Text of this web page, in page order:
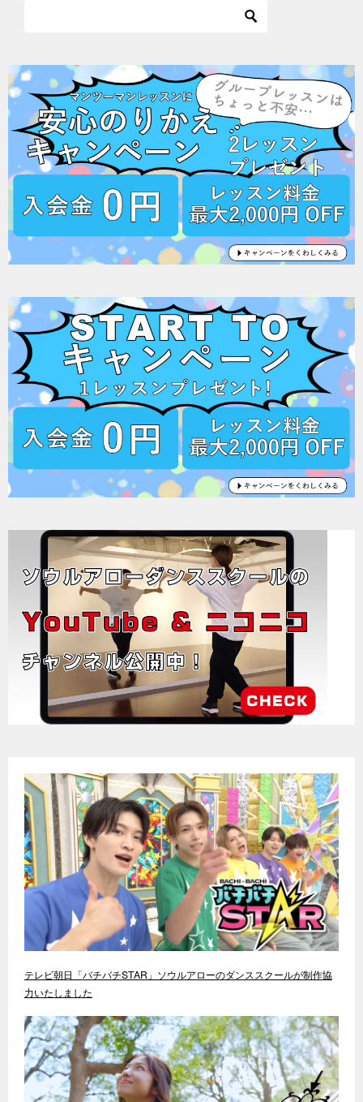
テレビ朝日「バチバチSTAR」ソウルアローのダンススクールが制作協
力いたしました